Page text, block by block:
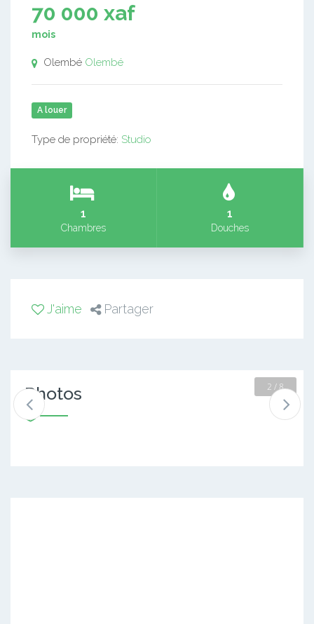
70 000 xaf
mois
Olembé Olembé
A louer
Type de propriété: Studio
1
Chambres
1
Douches
J'aime Partager
Photos 3 / 8